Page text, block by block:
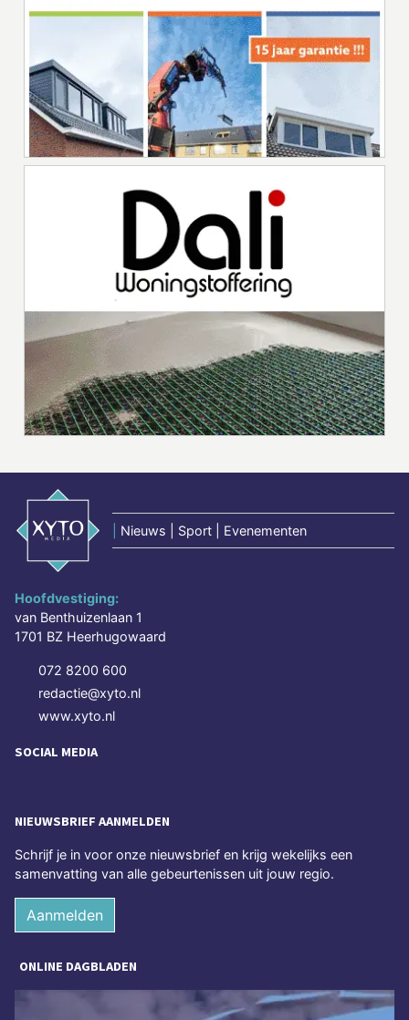
Nieuws | Sport | Evenementen
Hoofdvestiging:
van Benthuizenlaan 1
1701 BZ Heerhugowaard
072 8200 600
redactie@xyto.nl
www.xyto.nl
SOCIAL MEDIA
NIEUWSBRIEF AANMELDEN
Schrijf je in voor onze nieuwsbrief en krijg wekelijks een
samenvatting van alle gebeurtenissen uit jouw regio.
Aanmelden
ONLINE DAGBLADEN